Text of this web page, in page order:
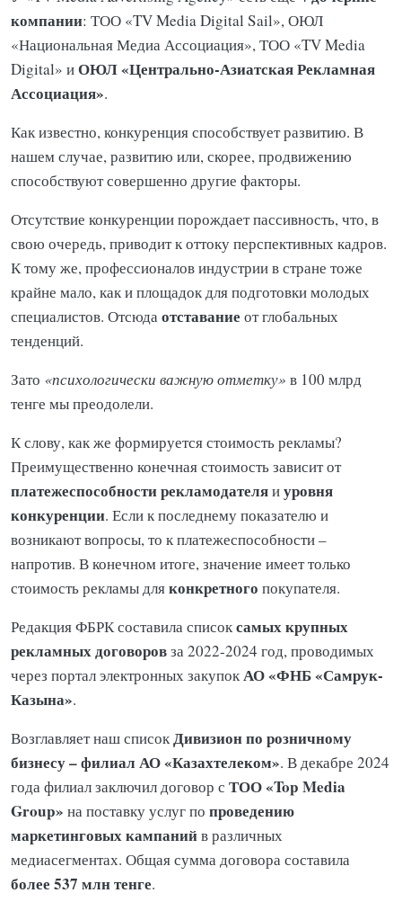
компании: ТОО «TV Media Digital Sail», ОЮЛ
«Национальная Медиа Ассоциация», ТОО «TV Media
Digital» иОЮЛ «Центрально-Азиатская Рекламная
Ассоциация».
Как известно, конкуренция способствует развитию. В
нашем случае, развитию или, скорее, продвижению
способствуют совершенно другие факторы.
Отсутствие конкуренции порождает пассивность, что, в
свою очередь, приводит к оттоку перспективных кадров.
К тому же, профессионалов индустрии в стране тоже
крайне мало, как и площадок для подготовки молодых
специалистов. Отсюдаотставание от глобальных
тенденций.
Зато «психологически важную отметку» в 100 млрд
тенге мы преодолели.
К слову, как же формируется стоимость рекламы?
Преимущественно конечная стоимость зависит от
платежеспособности рекламодателяиуровня
конкуренции. Если к последнему показателю и
возникают вопросы, то к платежеспособности –
напротив. В конечном итоге, значение имеет только
стоимость рекламы дляконкретного покупателя.
Редакция ФБРК составила списоксамых крупных
рекламных договоровза 2022-2024 год, проводимых
через портал электронных закупокАО «ФНБ «Самрук-
Казына».
Возглавляет наш списокДивизион по розничному
бизнесу – филиал АО «Казахтелеком». В декабре 2024
года филиал заключил договор с ТОО «Top Media
Group» на поставку услуг по проведению
маркетинговых кампанийв различных
медиасегментах. Общая сумма договора составила
более 537 млн тенге.